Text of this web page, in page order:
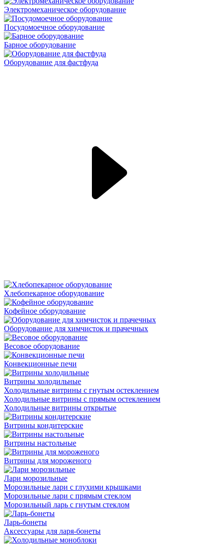
Электромеханическое оборудование
Посудомоечное оборудование
Барное оборудование
Оборудование для фастфуда
Хлебопекарное оборудование
Кофейное оборудование
Оборудование для химчисток и прачечных
Весовое оборудование
Конвекционные печи
Витрины холодильные
Холодильные витрины с гнутым остеклением
Холодильные витрины с прямым остеклением
Холодильные витрины открытые
Витрины кондитерские
Витрины настольные
Витрины для мороженого
Лари морозильные
Морозильные лари с глухими крышками
Морозильные лари с прямым стеклом
Морозильный ларь с гнутым стеклом
Ларь-бонеты
Аксессуары для ларя-бонеты